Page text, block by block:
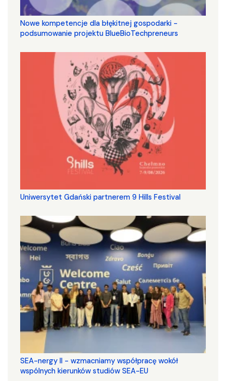
Nowe kompetencje dla błękitnej gospodarki -
podsumowanie projektu BlueBioTechpreneurs
Uniwersytet Gdański partnerem 9 Hills Festival
SEA-nergy II - wzmacniamy współpracę wokół
wspólnych kierunków studiów SEA-EU